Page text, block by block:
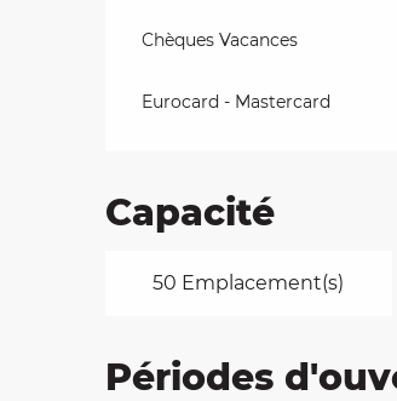
Chèques Vacances
Eurocard - Mastercard
Capacité
50 Emplacement(s)
Périodes